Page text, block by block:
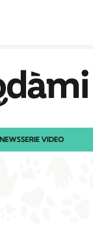
NEWSSERIE VIDEO